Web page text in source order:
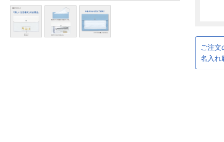
ご注文
名入れ